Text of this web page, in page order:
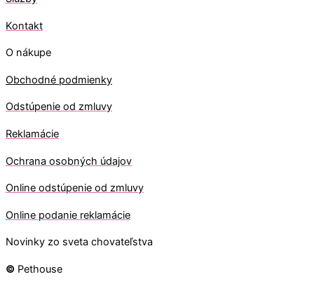
Kontakt
O nákupe
Obchodné podmienky
Odstúpenie od zmluvy
Reklamácie
Ochrana osobných údajov
Online odstúpenie od zmluvy
Online podanie reklamácie
Novinky zo sveta chovateľstva
© Pethouse